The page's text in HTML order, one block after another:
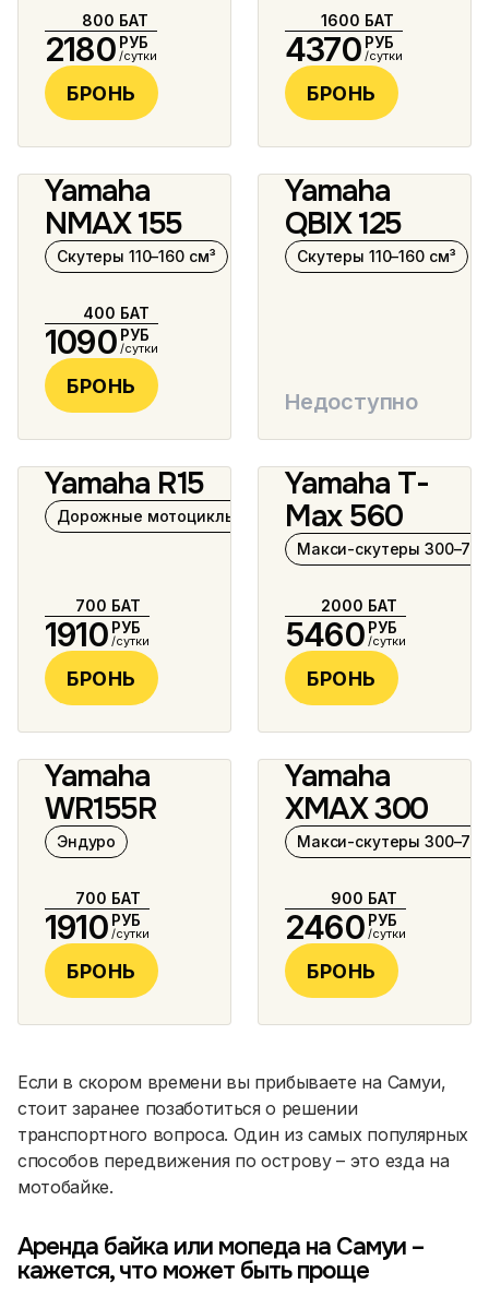
800 БАТ
2180 РУБ
/сутки
БРОНЬ
1600 БАТ
4370 РУБ
/сутки
БРОНЬ
12 фото
Yamaha
NMAX 155
Скутеры 110–160 см³
400 БАТ
1090 РУБ
/сутки
БРОНЬ
Yamaha
QBIX 125
Скутеры 110–160 см³
Недоступно
7 фото
Yamaha R15
Дорожные мотоциклы 125–400 см³
700 БАТ
1910 РУБ
/сутки
БРОНЬ
8 фото
Yamaha T-
Max 560
Макси-скутеры
2000 БАТ
5460 РУБ
/сутки
БРОНЬ
2 фото
Yamaha
WR155R
Эндуро
700 БАТ
1910 РУБ
/сутки
БРОНЬ
10 фото
Yamaha
XMAX 300
Макси-скутеры
900 БАТ
2460 РУБ
/сутки
БРОНЬ
Если в скором времени вы прибываете на Самуи,
стоит заранее позаботиться о решении
транспортного вопроса. Один из самых популярных
способов передвижения по острову – это езда на
мотобайке.
Аренда байка или мопеда на Самуи –
кажется, что может быть проще